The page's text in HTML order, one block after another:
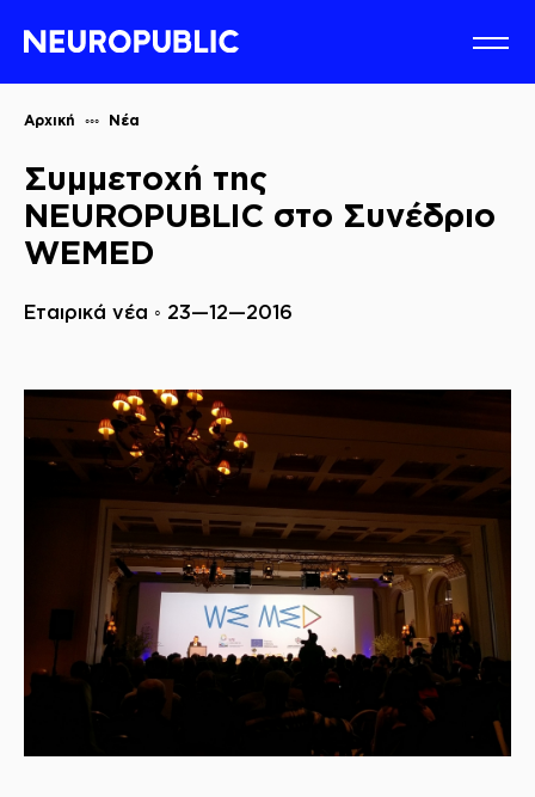
Αρχική Νέα
Συμμετοχή της
NEUROPUBLIC στο Συνέδριο
WEMED
Εταιρικά νέα ◦ 23—12—2016